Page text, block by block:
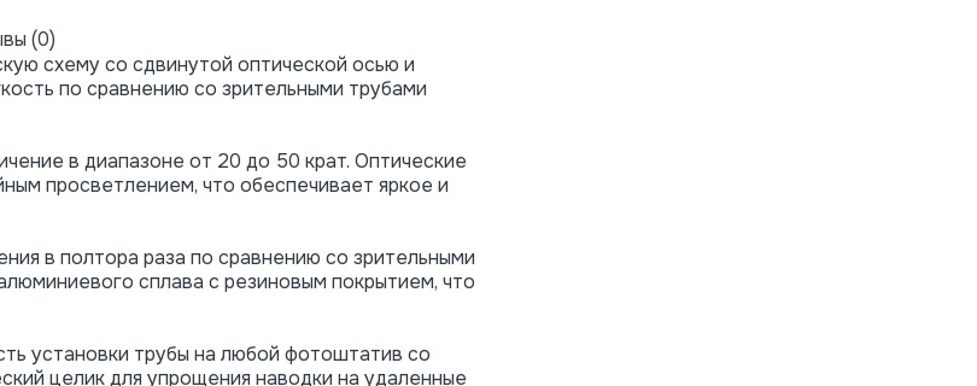
(0)
схему со сдвинутой оптической осью и
по сравнению со зрительными трубами
в диапазоне от 20 до 50 крат. Оптические
просветлением, что обеспечивает яркое и
в полтора раза по сравнению со зрительными
сплава с резиновым покрытием, что
установки трубы на любой фотоштатив со
целик для упрощения наводки на удаленные